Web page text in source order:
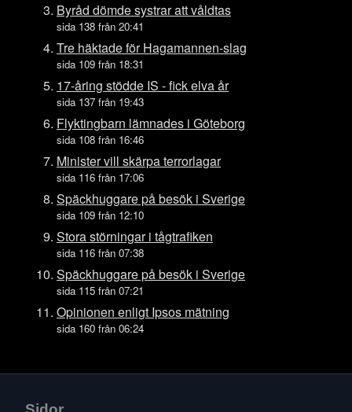
Tors 23 juli
Ons 22 juli
Tis 21 juli
Mån 20 juli
Sön 19 juli
Lör 18 juli
Fre 17 juli
Tors 16 juli
Ons 15 juli
Tis 14 juli
Mån 13 juli
Lör 11 juli
Fre 10 juli
Tors 9 juli
Tis 7 juli
Byråd dömde systrar att våldtas
sida 138 från 20:41
Tre häktade för Hagamannen-slag
sida 109 från 18:31
17-åring stödde IS - fick elva år
sida 137 från 19:43
Flyktingbarn lämnades i Göteborg
sida 108 från 16:46
Minister vill skärpa terrorlagar
sida 116 från 17:06
Späckhuggare på besök i Sverige
sida 109 från 12:10
Stora störningar i tågtrafiken
sida 116 från 07:38
Späckhuggare på besök i Sverige
sida 115 från 07:21
Opinionen enligt Ipsos mätning
sida 160 från 06:24